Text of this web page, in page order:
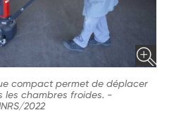
compact permet de déplacer
les chambres froides. -
2022